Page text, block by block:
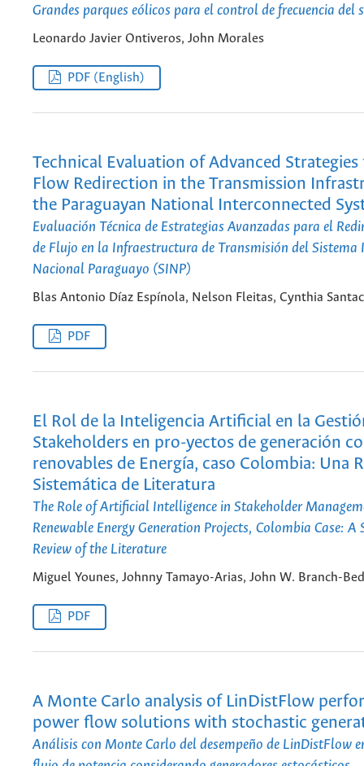
Grandes parques eólicos para el control de frecuencia del
Leonardo Javier Ontiveros, John Morales
PDF (English)
Technical Evaluation of Advanced
Flow Redirection in the Transmission
the Paraguayan National Interconnected
Evaluación Técnica de Estrategias Avanzadas para el
de Flujo en la Infraestructura de Transmisión del Sistema
Nacional Paraguayo (SINP)
Blas Antonio Díaz Espínola, Nelson Fleitas, Cynthia
PDF
El Rol de la Inteligencia Artificial en la
Stakeholders en pro-yectos de generación
renovables de Energía, caso Colombia: Una
Sistemática de Literatura
The Role of Artificial Intelligence in Stakeholder
Renewable Energy Generation Projects, Colombia Case: A
Review of the Literature
Miguel Younes, Johnny Tamayo-Arias, John W. Branch-
PDF
A Monte Carlo analysis of LinDistFlow
power flow solutions with stochastic
Análisis con Monte Carlo del desempeño de LinDistFlow